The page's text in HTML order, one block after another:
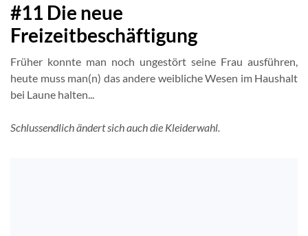
#11 Die neue
Freizeitbeschäftigung
Früher konnte man noch ungestört seine Frau ausführen,
heute muss man(n) das andere weibliche Wesen im Haushalt
bei Laune halten...
Schlussendlich ändert sich auch die Kleiderwahl.